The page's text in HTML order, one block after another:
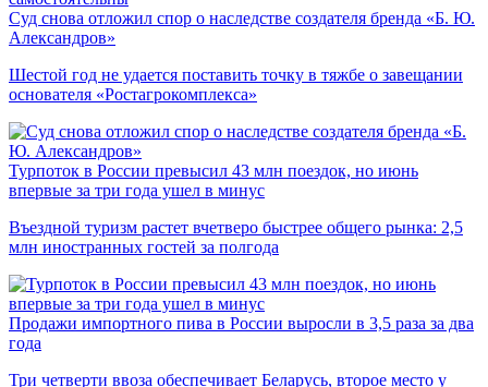
Суд снова отложил спор о наследстве создателя бренда «Б. Ю.
Александров»
Шестой год не удается поставить точку в тяжбе о завещании
основателя «Ростагрокомплекса»
Турпоток в России превысил 43 млн поездок, но июнь
впервые за три года ушел в минус
Въездной туризм растет вчетверо быстрее общего рынка: 2,5
млн иностранных гостей за полгода
Продажи импортного пива в России выросли в 3,5 раза за два
года
Три четверти ввоза обеспечивает Беларусь, второе место у